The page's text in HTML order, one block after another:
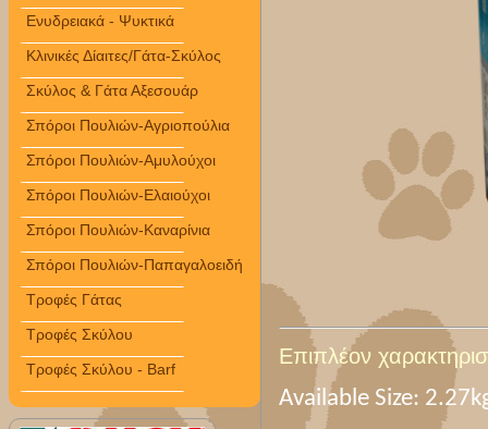
Ενυδρειακά - Ψυκτικά
Κλινικές Δίαιτες/Γάτα-Σκύλος
Σκύλος & Γάτα Αξεσουάρ
Σπόροι Πουλιών-Αγριοπούλια
Σπόροι Πουλιών-Αμυλούχοι
Σπόροι Πουλιών-Ελαιούχοι
Σπόροι Πουλιών-Καναρίνια
Σπόροι Πουλιών-Παπαγαλοειδή
Τροφές Γάτας
Τροφές Σκύλου
Τροφές Σκύλου - Barf
Επιπλέον
Available Size: